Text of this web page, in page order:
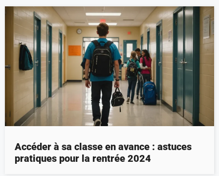
Accéder à sa classe en avance : astuces
pratiques pour la rentrée 2024